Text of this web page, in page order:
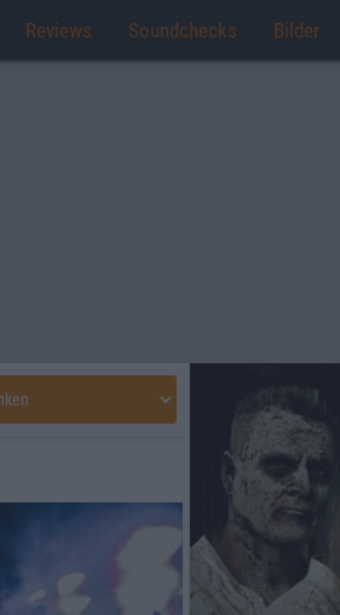
Reviews Soundchecks Bilder